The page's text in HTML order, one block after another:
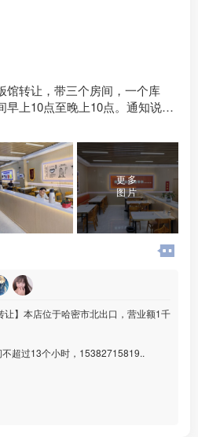
超 市场
话 WIFI 齐全
馆转让，带三个房间，一个库
早上10点至晚上10点。通知说租
旁边一个连锁酒店宾馆正在装
精装修。禁止饮酒，严禁饮酒。
更多
图片
让】本店位于哈密市北出口，营业额1千
超过13个小时，15382715819..